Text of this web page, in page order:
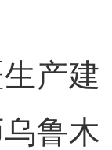
产建
鲁木